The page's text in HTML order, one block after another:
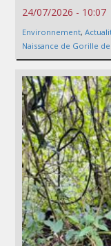
24/07/2026 - 10:07
Environnement,
Naissance de Gorille